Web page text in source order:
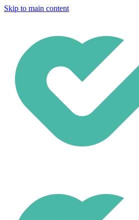
Skip to main content